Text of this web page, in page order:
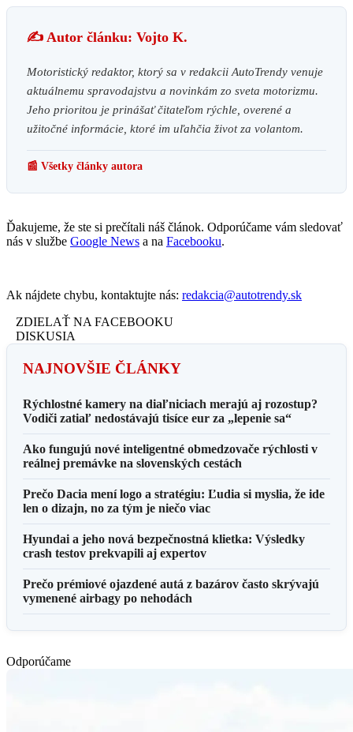
✍️ Autor článku: Vojto K.
Motoristický redaktor, ktorý sa v redakcii AutoTrendy venuje
aktuálnemu spravodajstvu a novinkám zo sveta motorizmu.
Jeho prioritou je prinášať čitateľom rýchle, overené a
užitočné informácie, ktoré im uľahčia život za volantom.
📰 Všetky články autora
Ďakujeme, že ste si prečítali náš článok. Odporúčame vám sledovať
nás v službe Google News a na Facebooku.
Ak nájdete chybu, kontaktujte nás: redakcia@autotrendy.sk
ZDIELAŤ NA FACEBOOKU
DISKUSIA
NAJNOVŠIE ČLÁNKY
Rýchlostné kamery na diaľniciach merajú aj rozostup?
Vodiči zatiaľ nedostávajú tisíce eur za „lepenie sa“
Ako fungujú nové inteligentné obmedzovače rýchlosti v
reálnej premávke na slovenských cestách
Prečo Dacia mení logo a stratégiu: Ľudia si myslia, že ide
len o dizajn, no za tým je niečo viac
Hyundai a jeho nová bezpečnostná klietka: Výsledky
crash testov prekvapili aj expertov
Prečo prémiové ojazdené autá z bazárov často skrývajú
vymenené airbagy po nehodách
Odporúčame